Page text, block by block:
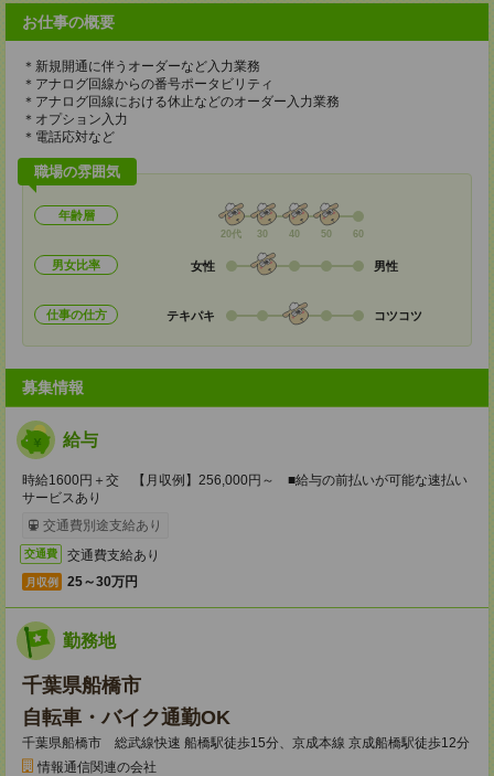
お仕事の概要
＊新規開通に伴うオーダーなど入力業務
＊アナログ回線からの番号ポータビリティ
＊アナログ回線における休止などのオーダー入力業務
＊オプション入力
＊電話応対など
職場の雰囲気
年齢層
20代 30 40 50 60
男女比率 女性 男性
仕事の仕方 テキパキ コツコツ
募集情報
給与
時給1600円＋交 【月収例】256,000円～ ■給与の前払いが可能な速払い
サービスあり
交通費別途支給あり
交通費 交通費支給あり
月収例 25～30万円
勤務地
千葉県船橋市
自転車・バイク通勤OK
千葉県船橋市 総武線快速 船橋駅徒歩15分、京成本線 京成船橋駅徒歩12分
情報通信関連の会社